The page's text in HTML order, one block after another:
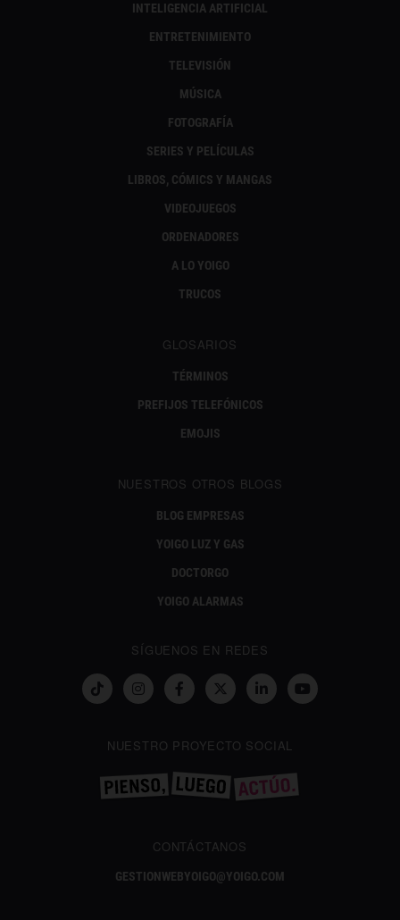
INTELIGENCIA ARTIFICIAL
ENTRETENIMIENTO
TELEVISIÓN
MÚSICA
FOTOGRAFÍA
SERIES Y PELÍCULAS
LIBROS, CÓMICS Y MANGAS
VIDEOJUEGOS
ORDENADORES
A LO YOIGO
TRUCOS
GLOSARIOS
TÉRMINOS
PREFIJOS TELEFÓNICOS
EMOJIS
NUESTROS OTROS BLOGS
BLOG EMPRESAS
YOIGO LUZ Y GAS
DOCTORGO
YOIGO ALARMAS
SÍGUENOS EN REDES
NUESTRO PROYECTO SOCIAL
CONTÁCTANOS
GESTIONWEBYOIGO@YOIGO.COM